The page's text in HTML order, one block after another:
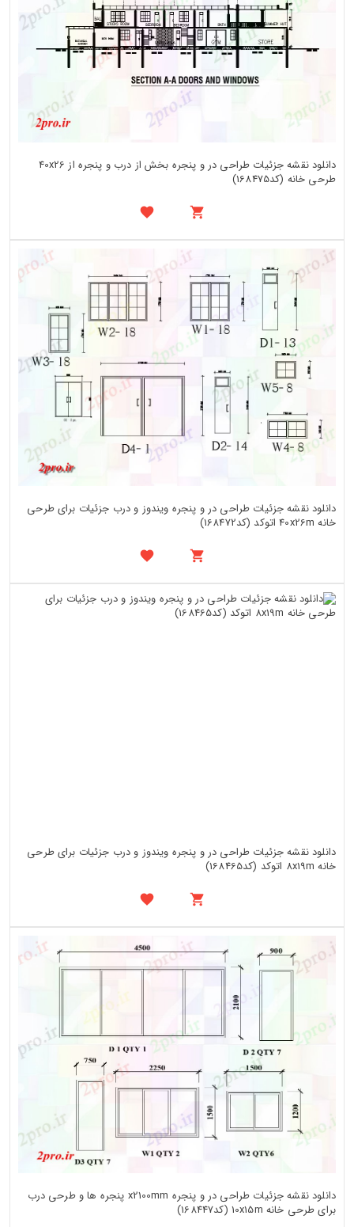
دانلود نقشه جزئیات طراحی در و پنجره بخش از درب و پنجره از 40x26
طرحی خانه (کد168475)
دانلود نقشه جزئیات طراحی در و پنجره ویندوز و درب جزئیات برای طرحی
خانه 40x26m اتوکد (کد168472)
دانلود نقشه جزئیات طراحی در و پنجره ویندوز و درب جزئیات برای طرحی
خانه 8x19m اتوکد (کد168465)
دانلود نقشه جزئیات طراحی در و پنجره x2100mm پنجره ها و طرحی درب
برای طرحی خانه 10x15m (کد168447)